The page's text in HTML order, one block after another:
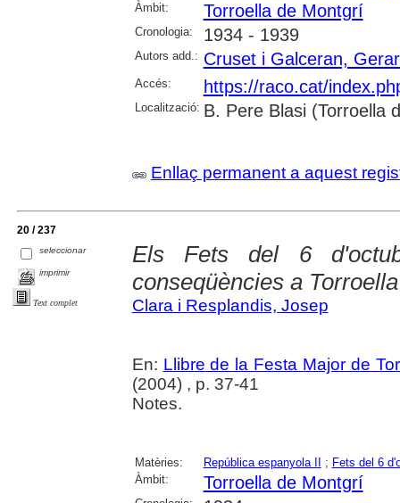
Àmbit:
Torroella de Montgrí
Cronologia: 1934 - 1939
Autors add.: Cruset i Galceran,
Accés: https://raco.cat/
Localització: B. Pere Blasi (Torroella
Enllaç permanent a aquest
20 / 237
seleccionar
imprimir
Text complet
Els Fets del 6
conseqüències a Torroella
Clara i Resplandis, Josep
En: Llibre de la Festa Major de
(2004) , p. 37-41
Notes.
Matèries: República espanyola II ; Fets del 6
Àmbit:
Torroella de Montgrí